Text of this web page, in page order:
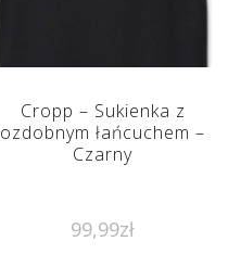
Cropp – Sukienka z
ozdobnym łańcuchem –
Czarny
99,99zł